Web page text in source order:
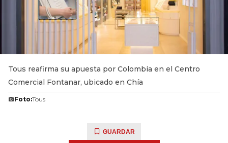
Tous reafirma su apuesta por Colombia en el Centro
Comercial Fontanar, ubicado en Chía
Foto:Tous
GUARDAR